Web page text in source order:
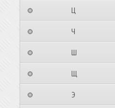
⠀⠀⠀⠀⠀⠀Ц⠀⠀⠀⠀⠀⠀⠀
⠀⠀⠀⠀⠀⠀Ч⠀⠀⠀⠀⠀⠀⠀
⠀⠀⠀⠀⠀⠀Ш⠀⠀⠀⠀⠀⠀⠀
⠀⠀⠀⠀⠀⠀Щ⠀⠀⠀⠀⠀⠀⠀
⠀⠀⠀⠀⠀⠀Э⠀⠀⠀⠀⠀⠀⠀